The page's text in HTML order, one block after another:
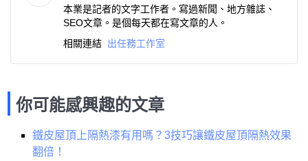
本業是記者的文字工作者。寫過新聞、地方雜誌、
SEO文章。是個每天都在寫文章的人。
相關連結 出任務工作室
你可能感興趣的文章
鐵皮屋頂上隔熱漆有用嗎？3技巧讓鐵皮屋頂隔熱效果
翻倍！